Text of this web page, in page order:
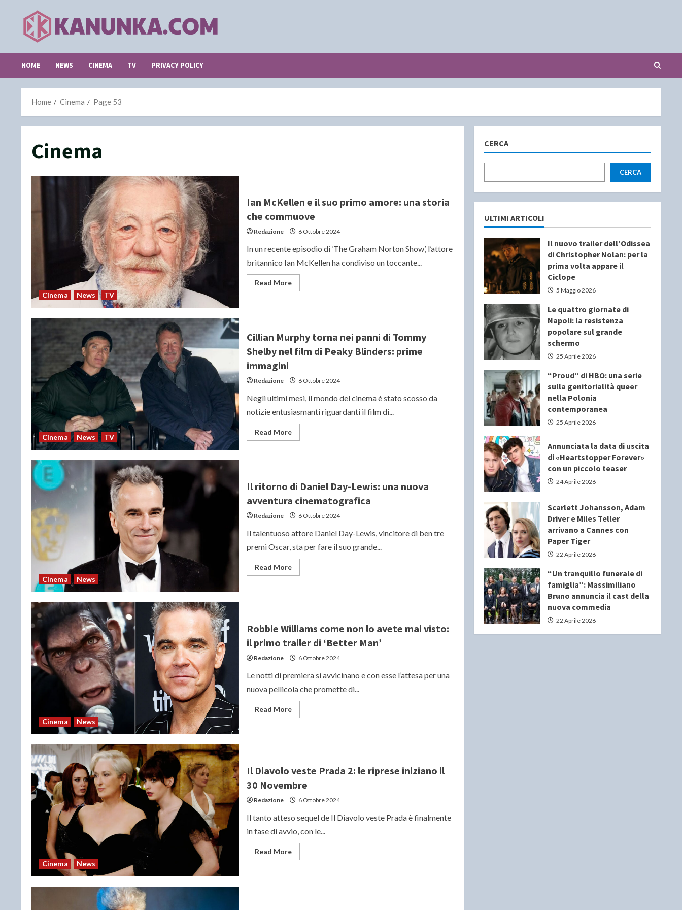
content
HOME NEWS CINEMA TV PRIVACY POLICY
Home Cinema Page 53
Cinema
Cinema News TV
Ian McKellen e il suo primo amore: una storia
che commuove
Redazione 6 Ottobre 2024
In un recente episodio di ‘The Graham Norton Show’, l’attore
britannico Ian McKellen ha condiviso un toccante...
Read MoreRead
more
suo
primo
amore:
una
Cinema News TV
Cillian Murphy torna nei panni di Tommy
Shelby nel film di Peaky Blinders: prime
immagini
Redazione 6 Ottobre 2024
Negli ultimi mesi, il mondo del cinema è stato scosso da
notizie entusiasmanti riguardanti il film di...
Read MoreRead
more
panni
di
Tommy
Shelby
film
Peaky
Blinders:
prime
immagini
Cinema News
Il ritorno di Daniel Day-Lewis: una nuova
avventura cinematografica
Redazione 6 Ottobre 2024
Il talentuoso attore Daniel Day-Lewis, vincitore di ben tre
premi Oscar, sta per fare il suo grande...
Read MoreRead
more
Lewis:
una
nuova
avventura
Cinema News
Robbie Williams come non lo avete mai visto:
il primo trailer di ‘Better Man’
Redazione 6 Ottobre 2024
Le notti di premiera si avvicinano e con esse l’attesa per una
nuova pellicola che promette di...
Read MoreRead
more
mai
visto:
il
trailer
‘Better
Man’
Cinema News
Il Diavolo veste Prada 2: le riprese iniziano il
30 Novembre
Redazione 6 Ottobre 2024
Il tanto atteso sequel de Il Diavolo veste Prada è finalmente
in fase di avvio, con le...
Read MoreRead
more
CERCA
CERCA
ULTIMI ARTICOLI
Il nuovo trailer dell’Odissea
di Christopher Nolan: per la
prima volta appare il
Ciclope
5 Maggio 2026
Le quattro giornate di
Napoli: la resistenza
popolare sul grande
schermo
25 Aprile 2026
“Proud” di HBO: una serie
sulla genitorialità queer
nella Polonia
contemporanea
25 Aprile 2026
Annunciata la data di uscita
di «Heartstopper Forever»
con un piccolo teaser
24 Aprile 2026
Scarlett Johansson, Adam
Driver e Miles Teller
arrivano a Cannes con
Paper Tiger
22 Aprile 2026
“Un tranquillo funerale di
famiglia”: Massimiliano
Bruno annuncia il cast della
nuova commedia
22 Aprile 2026